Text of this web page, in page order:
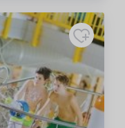
Adatkezelési